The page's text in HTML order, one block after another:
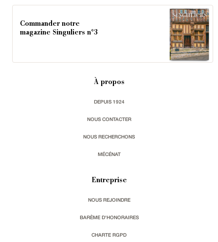
Commander notre
magazine Singuliers n°3
À propos
DEPUIS 1924
NOUS CONTACTER
NOUS RECHERCHONS
MÉCÉNAT
Entreprise
NOUS REJOINDRE
BARÈME D'HONORAIRES
CHARTE RGPD